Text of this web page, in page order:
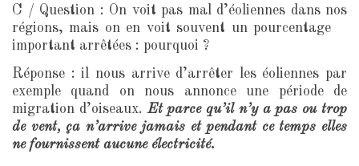
C / Question : On voit pas mal d’éoliennes dans nos
régions, mais on en voit souvent un pourcentage
important arrêtées : pourquoi ?
Réponse : il nous arrive d’arrêter les éoliennes par
exemple quand on nous annonce une période de
migration d’oiseaux.Et parce qu’il n’y a pas ou trop
de vent, ça n’arrive jamais et pendant ce temps elles
ne fournissent aucune électricité.